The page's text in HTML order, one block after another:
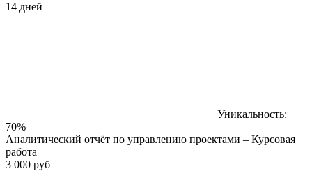
14 дней
Уникальность:
70%
Аналитический отчёт по управлению проектами – Курсовая
работа
3 000 руб